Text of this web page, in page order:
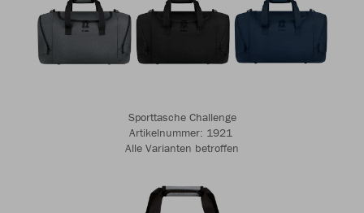
Sporttasche Challenge
Artikelnummer: 1921 ​​​​​​
Alle Varianten betroffen